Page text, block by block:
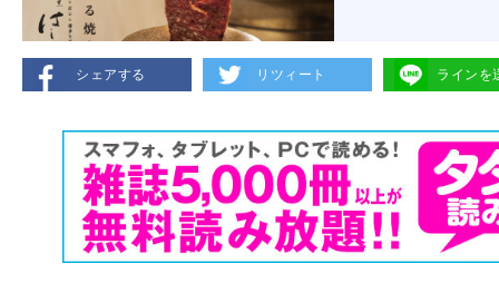
シェアする リツィート ラインを